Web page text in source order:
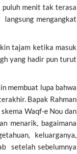
puluh menit tak terasa
mengangkat
tajam ketika masuk
yang hadir pun turut
membuat lupa bahwa
Bapak Rahman
Waqf-e Nou dan
menarik, bagaimana
keluarganya,
setelah sebelumnya